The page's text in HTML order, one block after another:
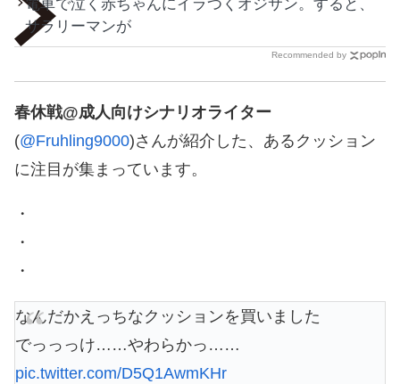
電車で泣く赤ちゃんにイラつくオジサン。すると、
サラリーマンが
Recommended by
春休戦@成人向けシナリオライター
(@Fruhling9000)さんが紹介した、あるクッション
に注目が集まっています。
・
・
・
なんだかえっちなクッションを買いました
でっっっけ……やわらかっ……
pic.twitter.com/D5Q1AwmKHr